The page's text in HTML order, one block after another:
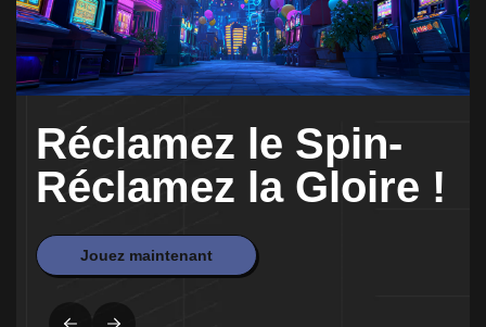
Réclamez le Spin-
Réclamez la Gloire !
Jouez maintenant